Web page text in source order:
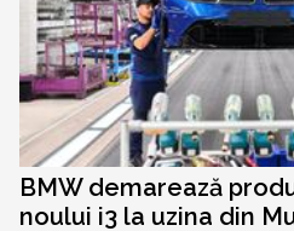
BMW demarează
noului i3 la uzina din